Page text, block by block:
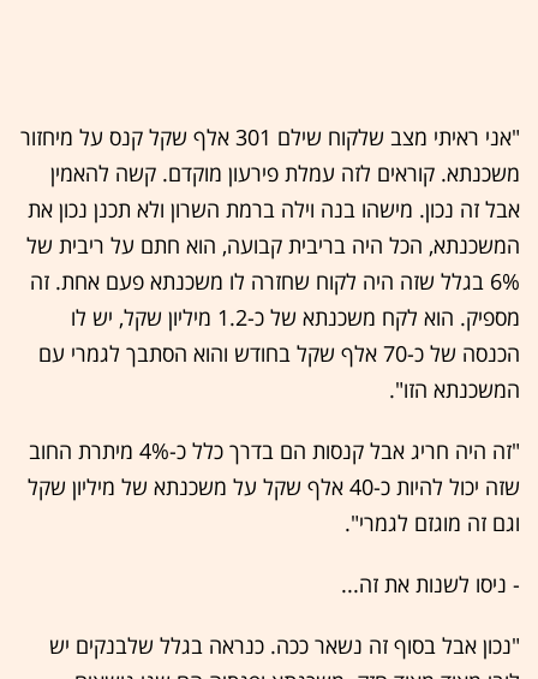
"אני ראיתי מצב שלקוח שילם 301 אלף שקל קנס על מיחזור
משכנתא. קוראים לזה עמלת פירעון מוקדם. קשה להאמין
אבל זה נכון. מישהו בנה וילה ברמת השרון ולא תכנן נכון את
המשכנתא, הכל היה בריבית קבועה, הוא חתם על ריבית של
6% בגלל שזה היה לקוח שחזרה לו משכנתא פעם אחת. זה
מספיק. הוא לקח משכנתא של כ-1.2 מיליון שקל, יש לו
הכנסה של כ-70 אלף שקל בחודש והוא הסתבך לגמרי עם
המשכנתא הזו".
"זה היה חריג אבל קנסות הם בדרך כלל כ-4% מיתרת החוב
שזה יכול להיות כ-40 אלף שקל על משכנתא של מיליון שקל
וגם זה מוגזם לגמרי".
- ניסו לשנות את זה...
"נכון אבל בסוף זה נשאר ככה. כנראה בגלל שלבנקים יש